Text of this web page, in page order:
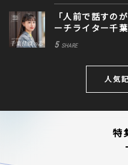
「人前で話すの
ーチライター千
に込めた思い
5 SHARE
人気
特